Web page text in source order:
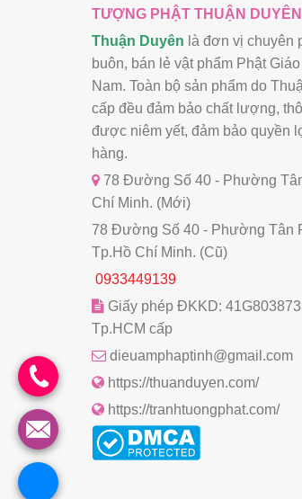
TƯỢNG PHẬT THUẬN DUYÊN
Thuận Duyên là đơn vị chuyên
buôn, bán lẻ vật phẩm Phật
Nam. Toàn bộ sản phẩm do
cấp đều đảm bảo chất lượng,
được niêm yết, đảm bảo quyền
hàng.
78 Đường Số 40 - Phường
Chí Minh. (Mới)
78 Đường Số 40 - Phường Tân
Tp.Hồ Chí Minh. (Cũ)
0933449139
Giấy phép ĐKKD:
Tp.HCM cấp
dieuamphaptinh@gmail.com
https://thuanduyen.com/
https://tranhtuongphat.com/